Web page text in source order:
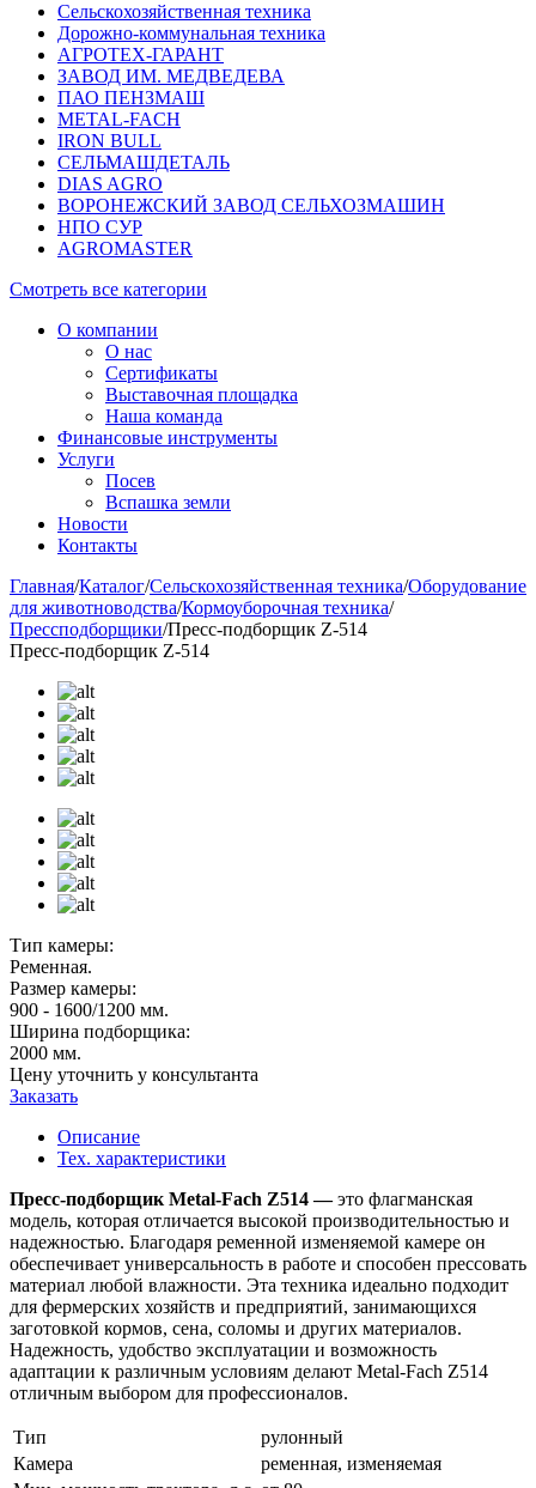
Сельскохозяйственная техника
Дорожно-коммунальная техника
АГРОТЕХ-ГАРАНТ
ЗАВОД ИМ. МЕДВЕДЕВА
ПАО ПЕНЗМАШ
METAL-FACH
IRON BULL
СЕЛЬМАШДЕТАЛЬ
DIAS AGRO
ВОРОНЕЖСКИЙ ЗАВОД СЕЛЬХОЗМАШИН
НПО СУР
AGROMASTER
Смотреть все категории
О компании
О нас
Сертификаты
Выставочная площадка
Наша команда
Финансовые инструменты
Услуги
Посев
Вспашка земли
Новости
Контакты
Главная/Каталог/Сельскохозяйственная техника/Оборудование
для животноводства/Кормоуборочная техника/
Прессподборщики/Пресс-подборщик Z-514
Пресс-подборщик Z-514
Тип камеры:
Ременная.
Размер камеры:
900 - 1600/1200 мм.
Ширина подборщика:
2000 мм.
Цену уточнить у консультанта
Заказать
Описание
Тех. характеристики
Пресс-подборщик Metal-Fach Z514 —это флагманская
модель, которая отличается высокой производительностью и
надежностью. Благодаря ременной изменяемой камере он
обеспечивает универсальность в работе и способен прессовать
материал любой влажности. Эта техника идеально подходит
для фермерских хозяйств и предприятий, занимающихся
заготовкой кормов, сена, соломы и других материалов.
Надежность, удобство эксплуатации и возможность
адаптации к различным условиям делают Metal-Fach Z514
отличным выбором для профессионалов.
Тип
рулонный
Камера
ременная, изменяемая